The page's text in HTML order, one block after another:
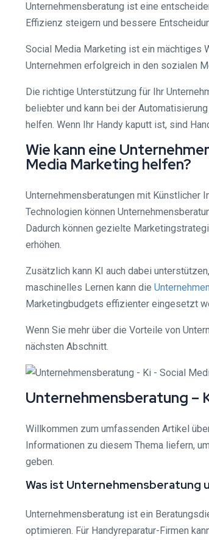
Unternehmensberatung ist eine
Effizienz steigern und bessere
Social Media Marketing ist ein mächtiges
Unternehmen erfolgreich in den sozialen
Die richtige Unterstützung für Ihr
beliebter und kann bei der
helfen. Wenn Ihr Handy kaputt ist, sind
Wie kann eine
Media Marketing helfen?
Unternehmensberatungen mit Künstlicher
Technologien können
Dadurch können gezielte
erhöhen.
Zusätzlich kann KI auch dabei
maschinelles Lernen kann die
Marketingbudgets effizienter eingesetzt
Wenn Sie mehr über die Vorteile von
nächsten Abschnitt.
Unternehmensberatung –
Willkommen zum umfassenden Artikel
Informationen zu diesem Thema liefern,
geben.
Was ist Unternehmensberatung
Unternehmensberatung ist ein
optimieren. Für Handyreparatur-Firmen